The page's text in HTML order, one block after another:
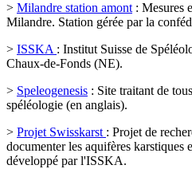
> Milandre station amont : Mesures
Milandre. Station gérée par la
> ISSKA : Institut Suisse de
Chaux-de-Fonds (NE).
> Speleogenesis : Site traitant de
spéléologie (en anglais).
> Projet Swisskarst : Projet de
documenter les aquifères karstiques
développé par l'ISSKA.